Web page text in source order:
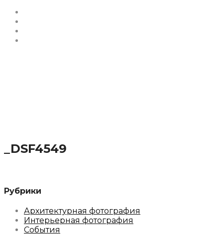
_DSF4549
Рубрики
Архитектурная фотография
Интерьерная фотография
События